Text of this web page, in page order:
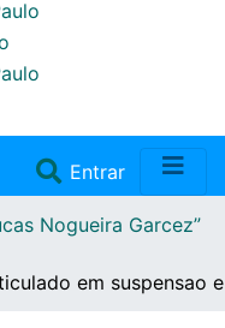
Entrar(current)
Nogueira Garcez”
em suspensao